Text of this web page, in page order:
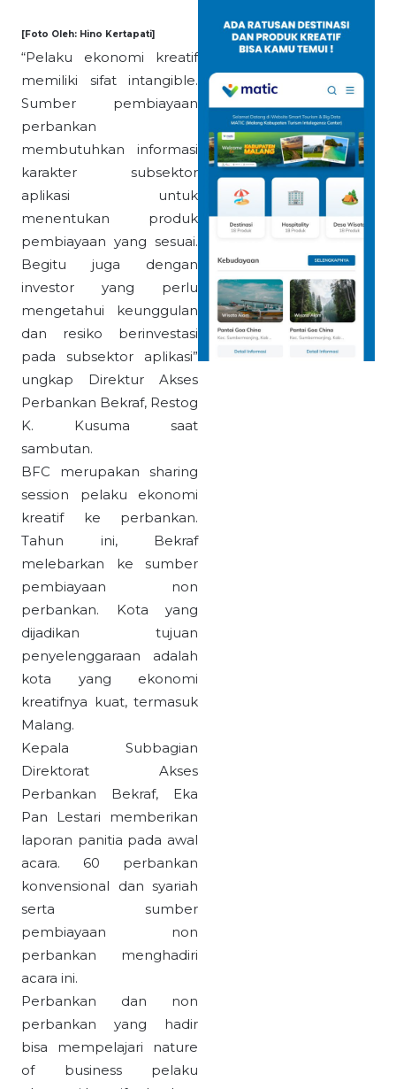
[Foto Oleh: Hino Kertapati]
“Pelaku ekonomi kreatif
memiliki sifat intangible.
Sumber pembiayaan
perbankan
membutuhkan informasi
karakter subsektor
aplikasi untuk
menentukan produk
pembiayaan yang sesuai.
Begitu juga dengan
investor yang perlu
mengetahui keunggulan
dan resiko berinvestasi
pada subsektor aplikasi”
ungkap Direktur Akses
Perbankan Bekraf, Restog
K. Kusuma saat
sambutan.
BFC merupakan sharing
session pelaku ekonomi
kreatif ke perbankan.
Tahun ini, Bekraf
melebarkan ke sumber
pembiayaan non
perbankan. Kota yang
dijadikan tujuan
penyelenggaraan adalah
kota yang ekonomi
kreatifnya kuat, termasuk
Malang.
Kepala Subbagian
Direktorat Akses
Perbankan Bekraf, Eka
Pan Lestari memberikan
laporan panitia pada awal
acara. 60 perbankan
konvensional dan syariah
serta sumber
pembiayaan non
perbankan menghadiri
acara ini.
Perbankan dan non
perbankan yang hadir
bisa mempelajari nature
of business pelaku